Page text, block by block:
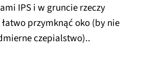
IPS i w gruncie rzeczy
przymknąć oko (by nie
czepialstwo)..